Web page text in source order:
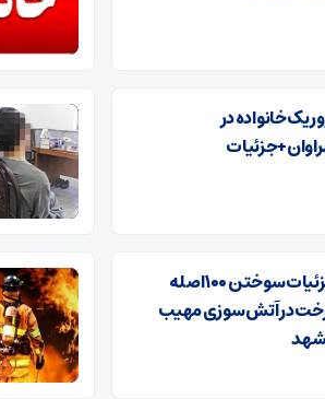
یک خانواده در
جزئیات سوختن ۱۰۰ اصله
در آتش‌سوزی مهیب